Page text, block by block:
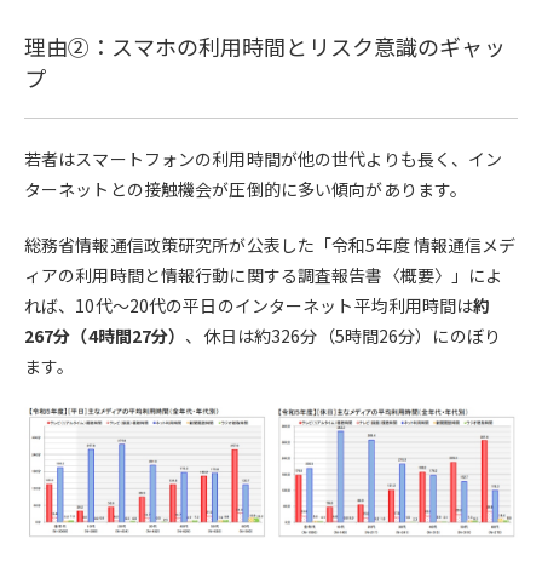
理由②：スマホの利用時間とリスク意識のギャッ
プ
若者はスマートフォンの利用時間が他の世代よりも長く、イン
ターネットとの接触機会が圧倒的に多い傾向があります。
総務省情報通信政策研究所が公表した「令和5年度 情報通信メデ
ィアの利用時間と情報行動に関する調査報告書〈概要〉」によ
れば、10代〜20代の平日のインターネット平均利用時間は約
267分（4時間27分） 、休日は約326分（5時間26分）にのぼり
ます。